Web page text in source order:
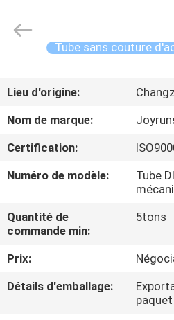
PRODUITS
SUJET
DES
USA
VISITE
Joyruns
Steel
Tube sans couture
Lieu d'origine:
Nom de marque:
Certification:
Numéro de modèle:
Tube
Quantité de
commande min:
5tons
Prix:
Détails d'emballage: